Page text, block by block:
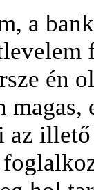
a
én